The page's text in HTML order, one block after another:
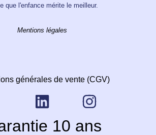
que l'enfance mérite le meilleur.
Mentions légales
générales de vente (CGV)
10 ans